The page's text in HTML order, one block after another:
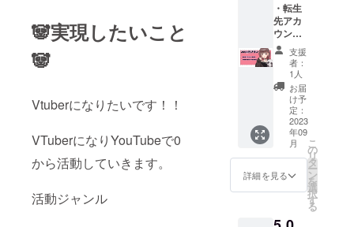
🐼実現したいこと
🐼
Vtuberになりたいです！！
VTuberになりYouTubeで0
から活動していきます。
活動ジャンル
・転生
先アカ
ウント
お伝え
・お披
露目配
信での
名前表
記 配信
の最後
にお名
前を表
示させ
ていた
だきま
す。 転
カウン
支援
者：
1人
お届
け予
定：
2023
年09
月
詳細を見る
こ
の
リ
タ
ー
ン
を
選
択
す
る